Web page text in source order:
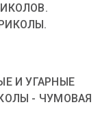
И УГАРНЫЕ
- ЧУМОВАЯ